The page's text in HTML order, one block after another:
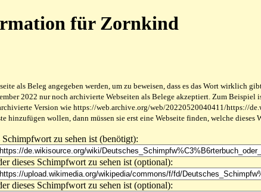
für Zornkind
als Beleg angegeben werden, um zu beweisen, dass es das Wort wirklich
2022 nur noch archivierte Webseiten als Belege akzeptiert. Zum
Version wie https://web.archive.org/web/20220520040411/https://
hinzufügen wollen, dann müssen sie erst eine Webseite finden, welche dieses
Schimpfwort zu sehen ist (benötigt):
dieses Schimpfwort zu sehen ist (optional):
dieses Schimpfwort zu sehen ist (optional):